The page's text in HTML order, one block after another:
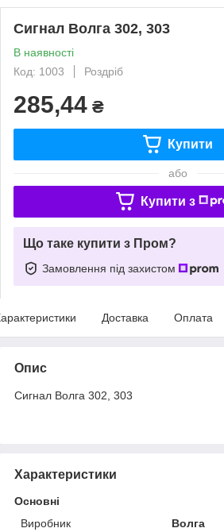
Сигнал Волга 302, 303
В наявності
Код: 1003
Роздріб
285,44 ₴
Купити
або
Купити з
Що таке купити з Пром?
Замовлення під захистом
Доставка Оплата
Опис
Сигнал Волга 302, 303
Характеристики
Основні
Виробник
Волга